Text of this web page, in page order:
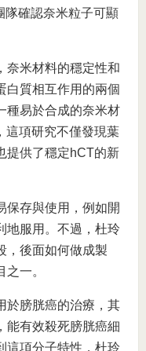
隊確認奈米粒子可顯
奈米材料的穩定性和
白質相互作用的兩個
種易於合成的奈米材
這項研究不僅發現葉
提供了穩定hCT的新
保存與使用，例如開
地服用。不過，杜玲
，後面如何做成製
一。
於膀胱癌的治療，其
能有效殺死膀胱癌細
這項分子特性，杜玲